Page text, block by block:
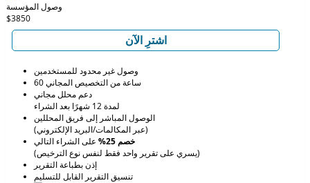
وصول المؤسسة
$3850
اشترِ الآن
وصول غير محدود للمستخدمين
60 ساعة من التخصيص المجاني
دعم محلل مجاني
لمدة 12 شهرًا بعد الشراء
الوصول المباشر إلى فريق المحللين
(عبر المكالمات/البريد الإلكتروني)
خصم 25%
على الشراء التالي
(يسري على تقرير واحد فقط لنفس نوع الترخيص)
إذن بطباعة التقرير
تنسيق التقرير القابل للتسليم